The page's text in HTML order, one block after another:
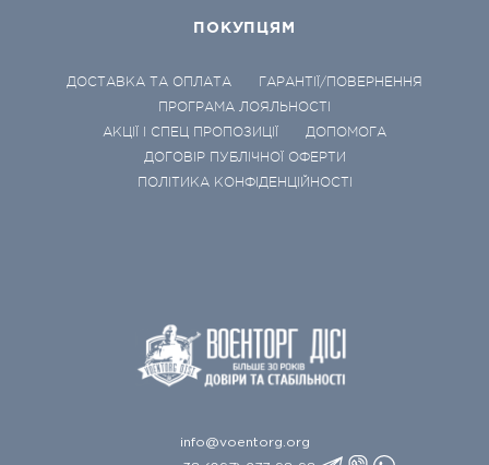
ПОКУПЦЯМ
ДОСТАВКА ТА ОПЛАТА
ГАРАНТІЇ/ПОВЕРНЕННЯ
ПРОГРАМА ЛОЯЛЬНОСТІ
АКЦІЇ І СПЕЦ ПРОПОЗИЦІЇ
ДОПОМОГА
ДОГОВІР ПУБЛІЧНОЇ ОФЕРТИ
ПОЛІТИКА КОНФІДЕНЦІЙНОСТІ
info@voentorg.org